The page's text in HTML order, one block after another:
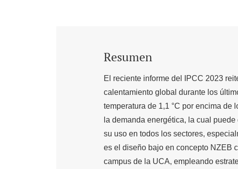
Resumen
El reciente informe del IPCC 2023
calentamiento global durante los
temperatura de 1,1 °C por encima de
la demanda energética, la cual
su uso en todos los sectores,
es el diseño bajo en concepto NZEB
campus de la UCA, empleando